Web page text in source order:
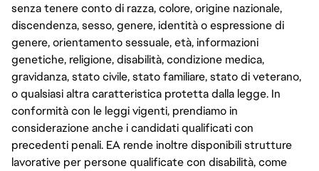
senza tenere conto di razza, colore, origine nazionale,
discendenza, sesso, genere, identità o espressione di
genere, orientamento sessuale, età, informazioni
genetiche, religione, disabilità, condizione medica,
gravidanza, stato civile, stato familiare, stato di veterano,
o qualsiasi altra caratteristica protetta dalla legge. In
conformità con le leggi vigenti, prendiamo in
considerazione anche i candidati qualificati con
precedenti penali. EA rende inoltre disponibili strutture
lavorative per persone qualificate con disabilità, come